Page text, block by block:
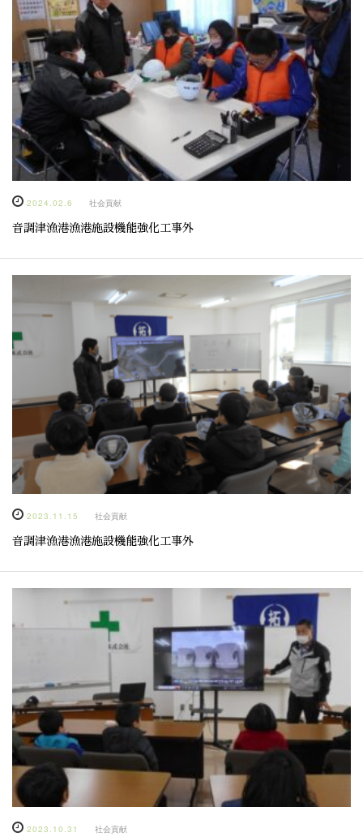
2024.02.6 社会貢献
音調津漁港漁港施設機能強化工事外
2023.11.15 社会貢献
音調津漁港漁港施設機能強化工事外
2023.10.31 社会貢献